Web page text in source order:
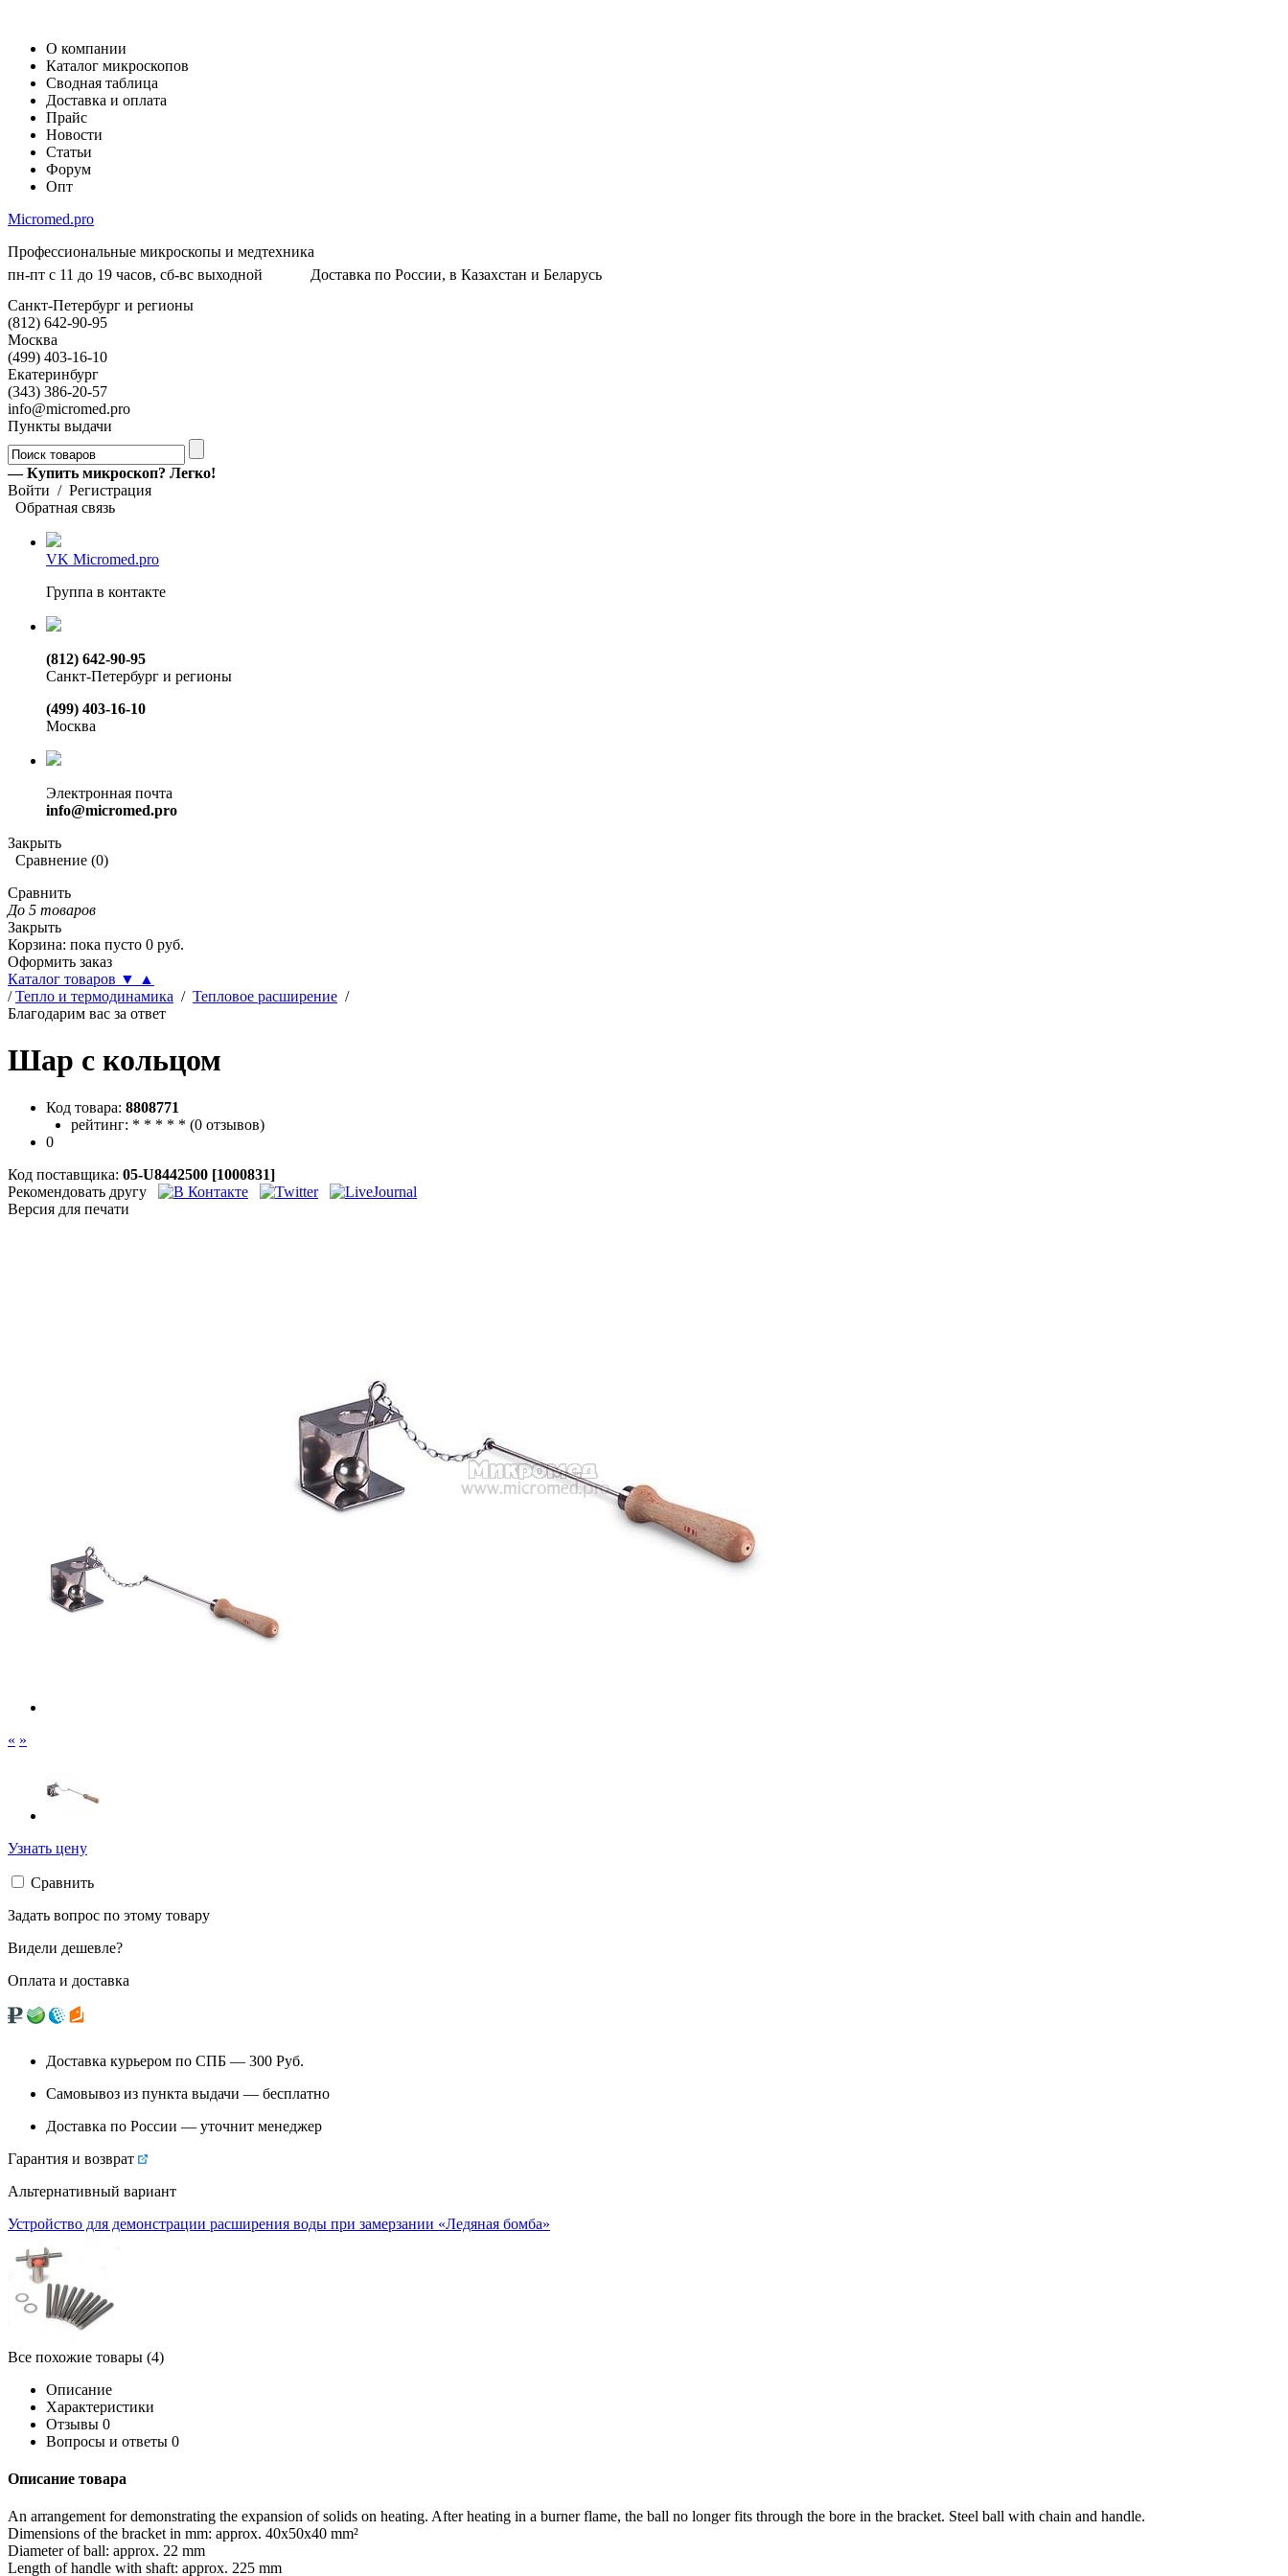
О компании
Каталог микроскопов
Сводная таблица
Доставка и оплата
Прайс
Новости
Статьи
Форум
Опт
Micromed.pro
Профессиональные микроскопы и медтехника
пн-пт с 11 до 19 часов, сб-вс выходной
Доставка по России, в Казахстан и Беларусь
Санкт-Петербург и регионы
(812) 642-90-95
Москва
(499) 403-16-10
Екатеринбург
(343) 386-20-57
info@micromed.pro
Пункты выдачи
— Купить микроскоп? Легко!
Войти / Регистрация
Обратная связь
VK Micromed.pro
Группа в контакте
(812) 642-90-95
Санкт-Петербург и регионы
(499) 403-16-10
Москва
Электронная почта
info@micromed.pro
Закрыть
Сравнение (0)
Сравнить
До 5 товаров
Закрыть
Корзина: пока пусто 0 руб.
Оформить заказ
Каталог товаров ▼
▲
/ Тепло и термодинамика / Тепловое расширение /
Благодарим вас за ответ
Шар с кольцом
Код товара: 8808771
рейтинг: * * * * * (0 отзывов)
0
Код поставщика: 05-U8442500 [1000831]
Рекомендовать другу
Версия для печати
« »
Узнать цену
Сравнить
Задать вопрос по этому товару
Видели дешевле?
Оплата и доставка
Доставка курьером по СПБ — 300 Руб.
Самовывоз из пункта выдачи — бесплатно
Доставка по России — уточнит менеджер
Гарантия и возврат
Альтернативный вариант
Устройство для демонстрации расширения воды при замерзании «Ледяная бомба»
Все похожие товары (4)
Описание
Характеристики
Отзывы 0
Вопросы и ответы 0
Описание товара
An arrangement for demonstrating the expansion of solids on heating. After heating in a burner flame, the ball no longer fits through the bore in the bracket. Steel ball with chain and handle.
Dimensions of the bracket in mm: approx. 40x50x40 mm²
Diameter of ball: approx. 22 mm
Length of handle with shaft: approx. 225 mm